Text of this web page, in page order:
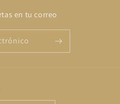
en tu correo